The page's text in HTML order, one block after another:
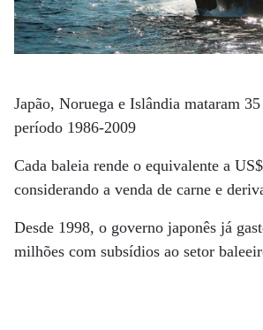
Japão, Noruega e Islândia mataram
período 1986-2009
Cada baleia rende o equivalente a
considerando a venda de carne e
Desde 1998, o governo japonês já
milhões com subsídios ao setor